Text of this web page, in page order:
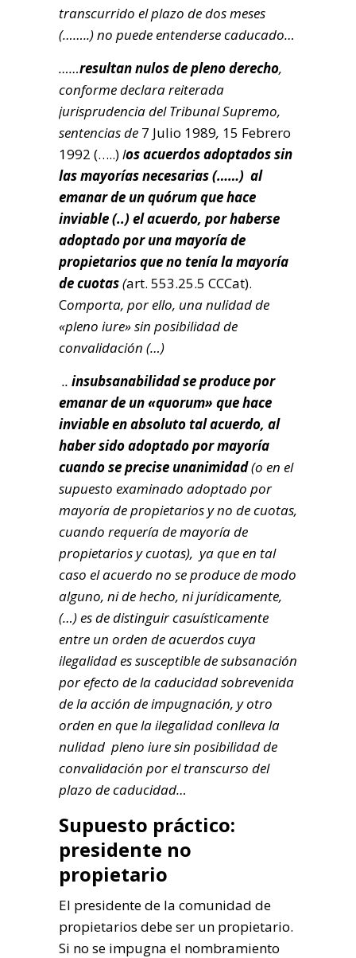
transcurrido el plazo de dos meses
(……..) no puede entenderse caducado…
……resultan nulos de pleno derecho,
conforme declara reiterada
jurisprudencia del Tribunal Supremo,
sentencias de 7 Julio 1989, 15 Febrero
1992 (…..)los acuerdos adoptados sin
las mayorías necesarias (……) al
emanar de un quórum que hace
inviable (..) el acuerdo, por haberse
adoptado por una mayoría de
propietarios que no tenía la mayoría
de cuotas(art. 553.25.5 CCCat).
Comporta, por ello, una nulidad de
«pleno iure» sin posibilidad de
convalidación (…)
.. insubsanabilidad se produce por
emanar de un «quorum» que hace
inviable en absoluto tal acuerdo, al
haber sido adoptado por mayoría
cuando se precise unanimidad(o en el
supuesto examinado adoptado por
mayoría de propietarios y no de cuotas,
cuando requería de mayoría de
propietarios y cuotas), ya que en tal
caso el acuerdo no se produce de modo
alguno, ni de hecho, ni jurídicamente,
(…) es de distinguir casuísticamente
entre un orden de acuerdos cuya
ilegalidad es susceptible de subsanación
por efecto de la caducidad sobrevenida
de la acción de impugnación, y otro
orden en que la ilegalidad conlleva la
nulidad pleno iure sin posibilidad de
convalidación por el transcurso del
plazo de caducidad…
Supuesto práctico:
presidente no
propietario
El presidente de la comunidad de
propietarios debe ser un propietario.
Si no se impugna el nombramiento